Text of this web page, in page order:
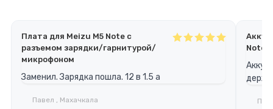
Плата для Meizu M5 Note с
разъемом зарядки/гарнитурой/
микрофоном
Заменил. Зарядка пошла. 12 в 1.5 а
Павел , Махачкала
Note